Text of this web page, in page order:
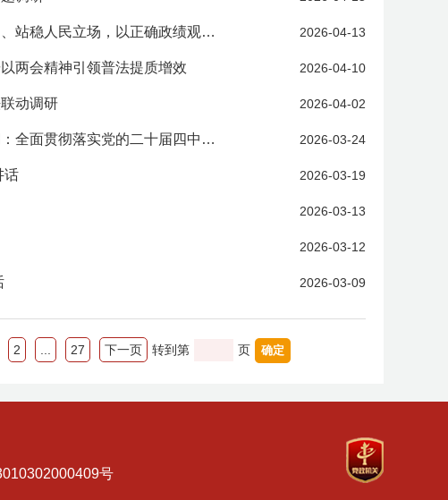
王敬斋在省人大社会委对口部门联系会上强调：把牢政治方向、站稳人民立场，以正确政绩观推动社会建设工作提质增效 2026-04-13
两会精神引领普法提质增效 2026-04-10
动调研 2026-04-02
蔡成勇在省人大监察和司法委员会对口部门工作联系会上强调：全面贯彻落实党的二十届四中全会精神持续推动青海人大监察司法工作高质量发展 2026-03-24
话 2026-03-19
2026-03-13
2026-03-12
2026-03-09
2 27 下一页 转到第 页
号